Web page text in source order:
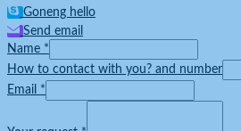
Goneng hello
Send email
Name *
How to contact with you? and number
Email *